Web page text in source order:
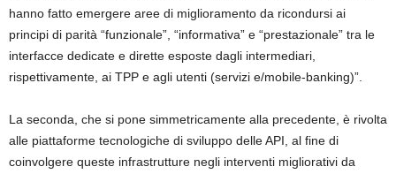
hanno fatto emergere aree di miglioramento da ricondursi ai
principi di parità “funzionale”, “informativa” e “prestazionale” tra le
interfacce dedicate e dirette esposte dagli intermediari,
rispettivamente, ai TPP e agli utenti (servizi e/mobile-banking)”.
La seconda, che si pone simmetricamente alla precedente, è rivolta
alle piattaforme tecnologiche di sviluppo delle API, al fine di
coinvolgere queste infrastrutture negli interventi migliorativi da